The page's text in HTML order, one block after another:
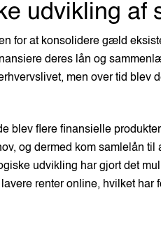
udvikling af
for at konsolidere gæld
deres lån og
men over tid blev
blev flere finansielle
og dermed kom samlelån
udvikling har gjort det
renter online, hvilket